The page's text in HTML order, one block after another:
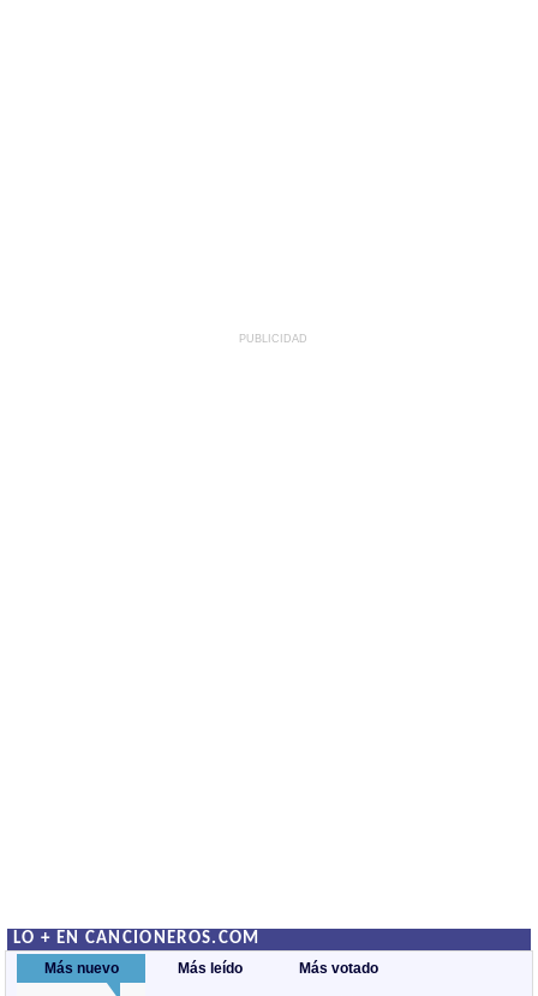
PUBLICIDAD
LO + EN CANCIONEROS.COM
Más nuevo Más leído Más votado